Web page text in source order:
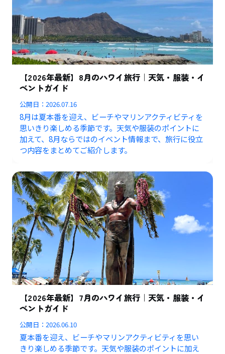
【2026年最新】8月のハワイ旅行｜天気・服装・イ
ベントガイド
公開日：2026.07.16
8月は夏本番を迎え、ビーチやマリンアクティビティを
思いきり楽しめる季節です。天気や服装のポイントに
加えて、8月ならではのイベント情報まで、旅行に役立
つ内容をまとめてご紹介します。
【2026年最新】7月のハワイ旅行｜天気・服装・イ
ベントガイド
公開日：2026.06.10
夏本番を迎え、ビーチやマリンアクティビティを思い
きり楽しめる季節です。天気や服装のポイントに加え